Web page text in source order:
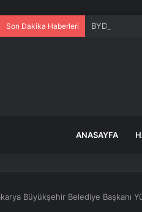
Son Dakika Haberleri BYD
ANASAYFA
Büyükşehir Belediye Başkanı